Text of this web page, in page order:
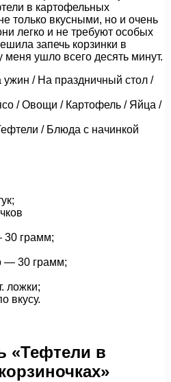
в картофельных
только вкусными, но и очень
легко и не требуют особых
запечь корзинки в
меня ушло всего десять минут.
/ На праздничный стол /
/ Овощи / Картофель / Яйца /
/ Блюда с начинкой
грамм;
— 30 грамм;
ложки;
вкусу.
«Тефтели в